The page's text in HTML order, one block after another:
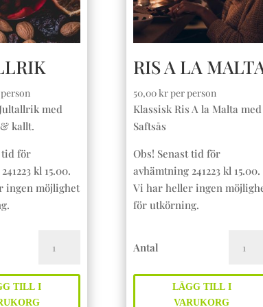
med
kallt.
tid för
kl 15.00.
ingen möjlighet
TILL I
RIS A LA
50,00kr per person
Klassisk Ris A la Malta med
Saftsås
Obs! Senast tid för
avhämtning 241223 kl 15.00.
Vi har heller ingen
för utkörning.
Antal
A
LA
LÄGG TILL I
VARUKORG